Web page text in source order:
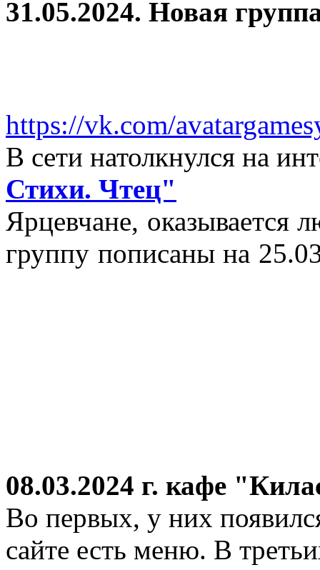
31.05.2024. Новая
https://vk.com/
В сети натолкнулся на
Стихи. Чтец"
Ярцевчане, оказывается
группу пописаны на
08.03.2024 г. кафе
Во первых, у них
сайте есть меню. В